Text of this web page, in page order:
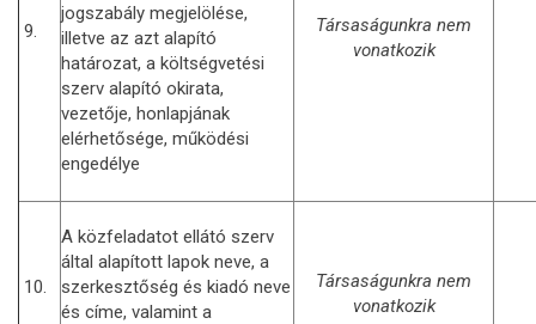
9.
jogszabály megjelölése,
illetve az azt alapító
határozat, a költségvetési
szerv alapító okirata,
vezetője, honlapjának
elérhetősége, működési
engedélye
Társaságunkra nem
vonatkozik
10.
A közfeladatot ellátó szerv
által alapított lapok neve, a
szerkesztőség és kiadó neve
és címe, valamint a
Társaságunkra nem
vonatkozik